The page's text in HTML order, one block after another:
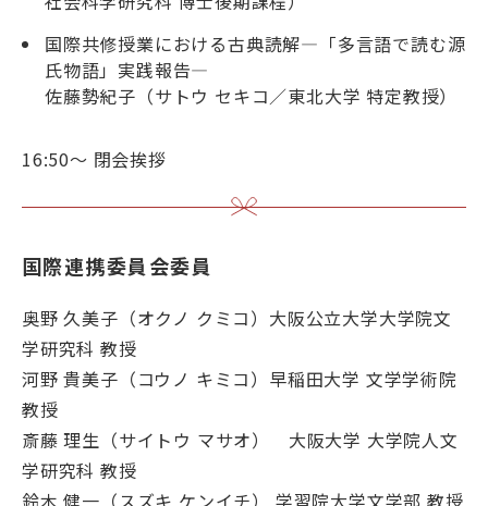
国際共修授業における古典読解―「多言語で読む源
氏物語」実践報告―
佐藤勢紀子（サトウ セキコ／東北大学 特定教授）
16:50～ 閉会挨拶
国際連携委員会委員
奥野 久美子（オクノ クミコ）大阪公立大学大学院文
学研究科 教授
河野 貴美子（コウノ キミコ）早稲田大学 文学学術院
教授
斎藤 理生（サイトウ マサオ） 大阪大学 大学院人文
学研究科 教授